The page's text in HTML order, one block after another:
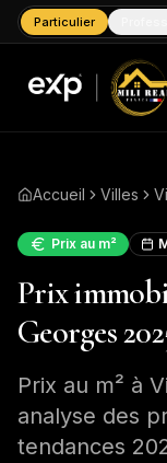
Particulier
Accueil Villes
Prix au m²
Prix
Georges
Prix au m² à
analyse des
tendances